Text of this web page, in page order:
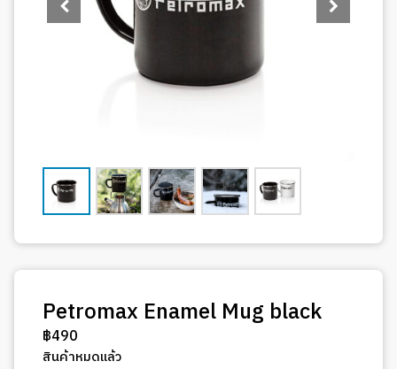
Petromax Enamel Mug black
฿490
สินค้าหมดแล้ว